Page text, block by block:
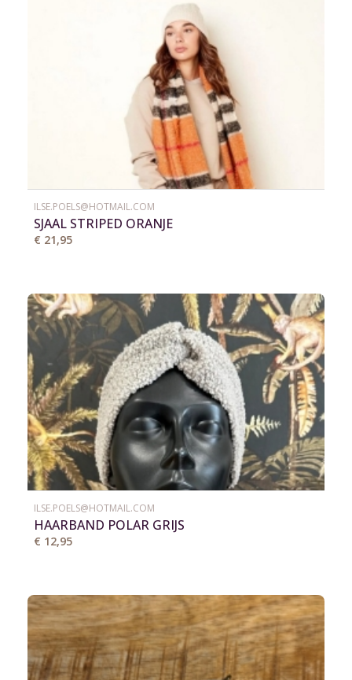
ILSE.POELS@HOTMAIL.COM
SJAAL STRIPED ORANJE
€ 21,95
ILSE.POELS@HOTMAIL.COM
HAARBAND POLAR GRIJS
€ 12,95